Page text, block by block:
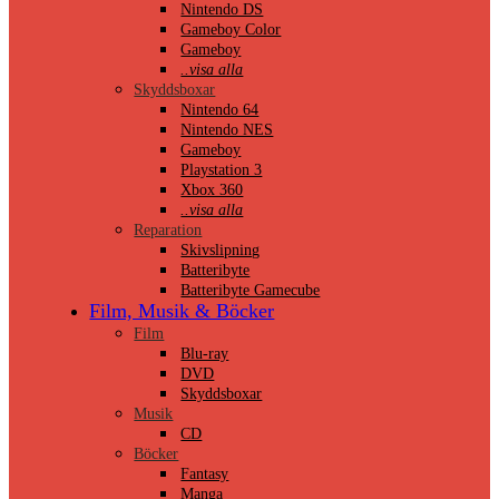
Nintendo DS
Gameboy Color
Gameboy
..visa alla
Skyddsboxar
Nintendo 64
Nintendo NES
Gameboy
Playstation 3
Xbox 360
..visa alla
Reparation
Skivslipning
Batteribyte
Batteribyte Gamecube
Film, Musik & Böcker
Film
Blu-ray
DVD
Skyddsboxar
Musik
CD
Böcker
Fantasy
Manga